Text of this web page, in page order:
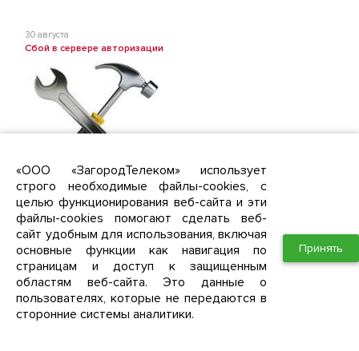
30 августа
Сбой в сервере авторизации
Уважаемые абоненты, в связи со сбоем оборудования с 4 часов
утра до 8.30 утра у части абонентов были недоступны услуги
доступа к сети интернет.
Приносим свои извинения за доставленные неудобства.
Ново-Молоково Южное Видное Западная Долина Южная Долина
ЖК Первый квартал
23 июня
Приём заявок "Южная Долина" Квартал 4 дом 14!
Уважаемые жители Пригорода "Южная Долина" Квартал 4, дом
14!
«ООО «ЗагородТелеком» использует
строго необходимые файлы-cookies, с
целью функционирования веб-сайта и эти
файлы-cookies помогают сделать веб-
сайт удобным для использования, включая
основные функции как навигация по
страницам и доступ к защищенным
областям веб-сайта. Это данные о
пользователях, которые не передаются в
сторонние системы аналитики.
Принять